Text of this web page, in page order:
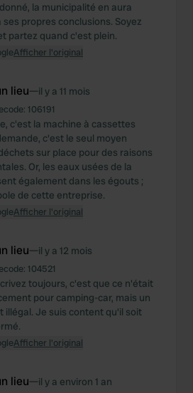
la municipalité en aura
propres conclusions. Soyez
partez quand c'est plein.
Afficher l'original
lieu—il y a 11 mois
106191
c'est la machine à cassettes
c'est le seul moyen
sur place pour des raisons
Or, les eaux usées de la
également dans les égouts ;
de cette entreprise.
Afficher l'original
lieu—il y a 12 mois
104521
toujours, c'est que ce n'était
pour camping-car, mais un
illégal. Je suis content qu'il soit
Afficher l'original
lieu—il y a environ 1 an